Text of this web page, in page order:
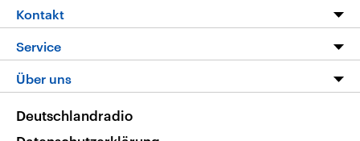
Die Nachrichten
Nachrichtenleicht
Neue Beiträge auf dlf.de
Livestream
Podcasts
Deutschlandfunk App
Nachrichten App
Kontakt
Hörerservice
Service
FAQ
Veranstaltungen
Über uns
Deutschlandradio